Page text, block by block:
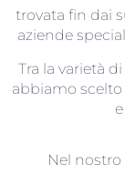
trovata fin dai
aziende
Tra la varietà
abbiamo
Nel